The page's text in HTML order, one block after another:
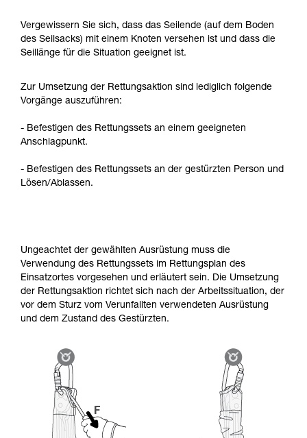
Vergewissern Sie sich, dass das Seilende (auf dem Boden
des Seilsacks) mit einem Knoten versehen ist und dass die
Seillänge für die Situation geeignet ist.
Zur Umsetzung der Rettungsaktion sind lediglich folgende
Vorgänge auszuführen:
- Befestigen des Rettungssets an einem geeigneten
Anschlagpunkt.
- Befestigen des Rettungssets an der gestürzten Person und
Lösen/Ablassen.
Ungeachtet der gewählten Ausrüstung muss die
Verwendung des Rettungssets im Rettungsplan des
Einsatzortes vorgesehen und erläutert sein. Die Umsetzung
der Rettungsaktion richtet sich nach der Arbeitssituation, der
vor dem Sturz vom Verunfallten verwendeten Ausrüstung
und dem Zustand des Gestürzten.